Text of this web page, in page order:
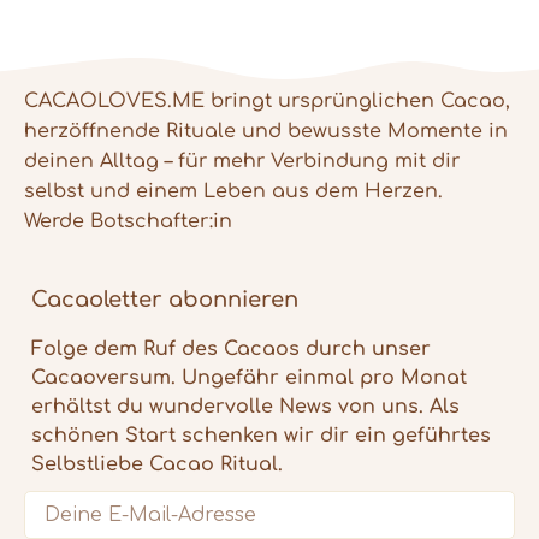
CACAOLOVES.ME bringt ursprünglichen Cacao,
herzöffnende Rituale und bewusste Momente in
deinen Alltag – für mehr Verbindung mit dir
selbst und einem Leben aus dem Herzen.
Werde Botschafter:in
Cacaoletter abonnieren
Folge dem Ruf des Cacaos durch unser
Cacaoversum. Ungefähr einmal pro Monat
erhältst du wundervolle News von uns. Als
schönen Start schenken wir dir ein geführtes
Selbstliebe Cacao Ritual.
Email